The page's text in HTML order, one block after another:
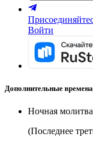
Войти
Дополнительные времена
Ночная молитва
(Последнее